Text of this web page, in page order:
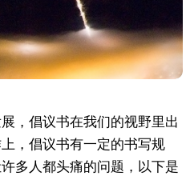
，倡议书在我们的视野里出
，倡议书有一定的书写规
多人都头痛的问题，以下是